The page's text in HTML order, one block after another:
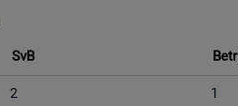
SvB
2 1